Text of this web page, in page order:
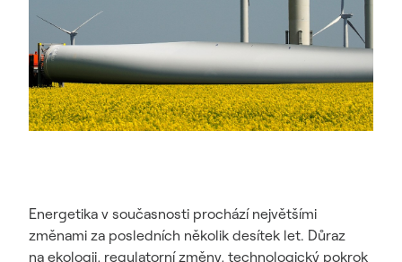
Energetika v současnosti prochází největšími
změnami za posledních několik desítek let. Důraz
na ekologii, regulatorní změny, technologický pokrok